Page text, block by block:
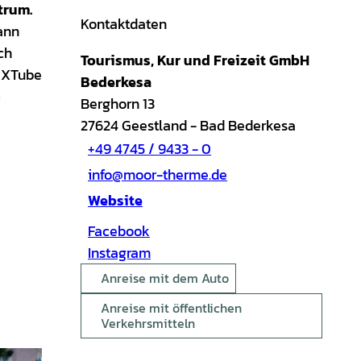
Kontaktdaten
Tourismus, Kur und Freizeit GmbH
Bederkesa
Berghorn 13
27624Geestland- Bad Bederkesa
+49 4745 / 9433 - 0
info@moor-therme.de
Website
Facebook
Instagram
Anreise mit dem Auto
Anreise mit öffentlichen
Verkehrsmitteln